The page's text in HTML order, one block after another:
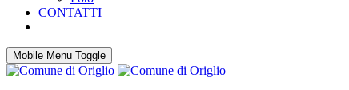
CONTATTI
Mobile Menu Toggle